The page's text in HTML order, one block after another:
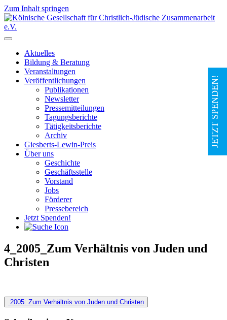
Zum Inhalt springen
Hauptnavigation
Aktuelles
Bildung & Beratung
Veranstaltungen
Veröffentlichungen
Publikationen
Newsletter
Pressemitteilungen
Tagungsberichte
Tätigkeitsberichte
Archiv
Giesberts-Lewin-Preis
Über uns
Geschichte
Geschäftsstelle
Vorstand
Jobs
Förderer
Pressebereich
Jetzt Spenden!
4_2005_Zum Verhältnis von Juden und
Christen
Beitragsnavigation
2005: Zum Verhältnis von Juden und Christen
JETZT SPENDEN!